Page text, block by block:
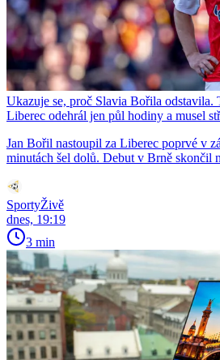
Ukazuje se, proč Slavia Bořila odstavila.
Liberec odehrál jen půl hodiny a musel
Jan Bořil nastoupil za Liberec poprvé v
minutách šel dolů. Debut v Brně skončil
SportyŽivě
dnes, 19:19
3 min